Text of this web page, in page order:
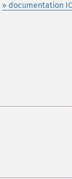
» documentation